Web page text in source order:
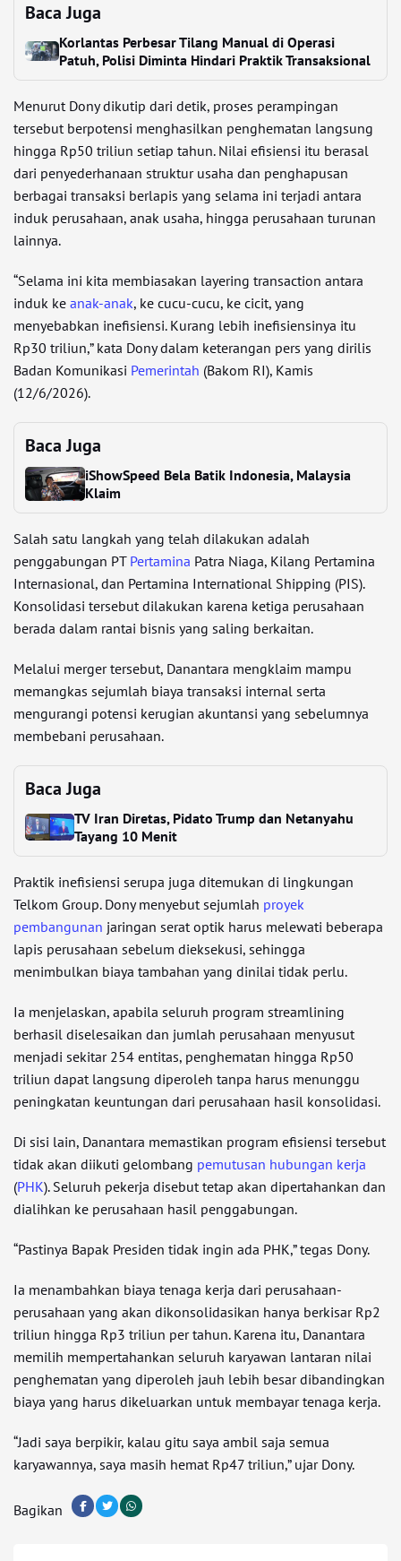
Baca Juga
Korlantas Perbesar Tilang Manual di Operasi
Patuh, Polisi Diminta Hindari Praktik Transaksional
Menurut Dony dikutip dari detik, proses perampingan
tersebut berpotensi menghasilkan penghematan langsung
hingga Rp50 triliun setiap tahun. Nilai efisiensi itu berasal
dari penyederhanaan struktur usaha dan penghapusan
berbagai transaksi berlapis yang selama ini terjadi antara
induk perusahaan, anak usaha, hingga perusahaan turunan
lainnya.
“Selama ini kita membiasakan layering transaction antara
induk ke anak-anak, ke cucu-cucu, ke cicit, yang
menyebabkan inefisiensi. Kurang lebih inefisiensinya itu
Rp30 triliun,” kata Dony dalam keterangan pers yang dirilis
Badan Komunikasi Pemerintah (Bakom RI), Kamis
(12/6/2026).
Baca Juga
iShowSpeed Bela Batik Indonesia, Malaysia
Klaim
Salah satu langkah yang telah dilakukan adalah
penggabungan PT Pertamina Patra Niaga, Kilang Pertamina
Internasional, dan Pertamina International Shipping (PIS).
Konsolidasi tersebut dilakukan karena ketiga perusahaan
berada dalam rantai bisnis yang saling berkaitan.
Melalui merger tersebut, Danantara mengklaim mampu
memangkas sejumlah biaya transaksi internal serta
mengurangi potensi kerugian akuntansi yang sebelumnya
membebani perusahaan.
Baca Juga
TV Iran Diretas, Pidato Trump dan Netanyahu
Tayang 10 Menit
Praktik inefisiensi serupa juga ditemukan di lingkungan
Telkom Group. Dony menyebut sejumlah proyek
pembangunan jaringan serat optik harus melewati beberapa
lapis perusahaan sebelum dieksekusi, sehingga
menimbulkan biaya tambahan yang dinilai tidak perlu.
Ia menjelaskan, apabila seluruh program streamlining
berhasil diselesaikan dan jumlah perusahaan menyusut
menjadi sekitar 254 entitas, penghematan hingga Rp50
triliun dapat langsung diperoleh tanpa harus menunggu
peningkatan keuntungan dari perusahaan hasil konsolidasi.
Di sisi lain, Danantara memastikan program efisiensi tersebut
tidak akan diikuti gelombang pemutusan hubungan kerja
(PHK). Seluruh pekerja disebut tetap akan dipertahankan dan
dialihkan ke perusahaan hasil penggabungan.
“Pastinya Bapak Presiden tidak ingin ada PHK,” tegas Dony.
Ia menambahkan biaya tenaga kerja dari perusahaan-
perusahaan yang akan dikonsolidasikan hanya berkisar Rp2
triliun hingga Rp3 triliun per tahun. Karena itu, Danantara
memilih mempertahankan seluruh karyawan lantaran nilai
penghematan yang diperoleh jauh lebih besar dibandingkan
biaya yang harus dikeluarkan untuk membayar tenaga kerja.
“Jadi saya berpikir, kalau gitu saya ambil saja semua
karyawannya, saya masih hemat Rp47 triliun,” ujar Dony.
Bagikan